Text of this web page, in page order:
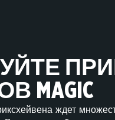
MAGIC
ждет